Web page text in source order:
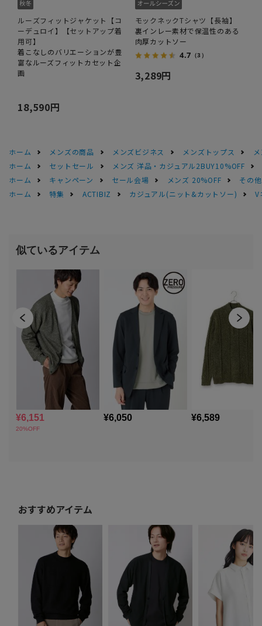
ルーズフィットジャケット【コ
ーデュロイ】【セットアップ着
用可】
着こなしのバリエーションが豊
富なルーズフィットカセット企
画
18,590円
モックネックTシャツ【長袖】
裏インレー素材で保温性のある
肉厚カットソー
4.7 （3）
3,289円
ホーム メンズの商品 メンズビジネス メンズトップス
ホーム
セットセール
メンズ 洋品・カジュアル2BUY10%OFF
ホーム
キャンペーン セール会場 メンズ 20%OFF
その
ホーム
特集 ACTIBIZ カジュアル(ニット&カットソー) V